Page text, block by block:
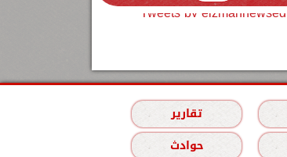
Tweets by elzmannewseg
تقارير
حوادث